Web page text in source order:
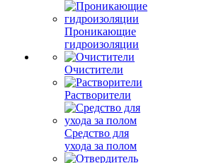
Проникающие
гидроизоляции
Очистители
Растворители
Средство для
ухода за полом